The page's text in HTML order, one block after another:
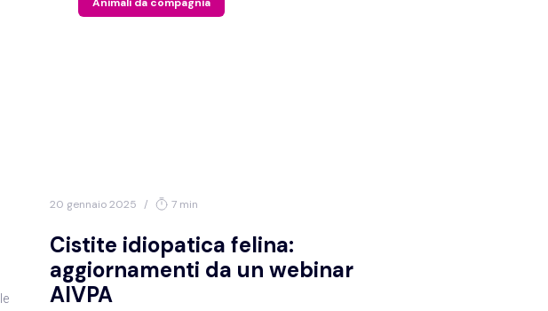
Anestesia/algologia Cardiologia
benessere animale Dermatologia
20 gennaio 2025 / 7 min
Cistite idiopatica felina:
aggiornamenti da un webinar
AIVPA